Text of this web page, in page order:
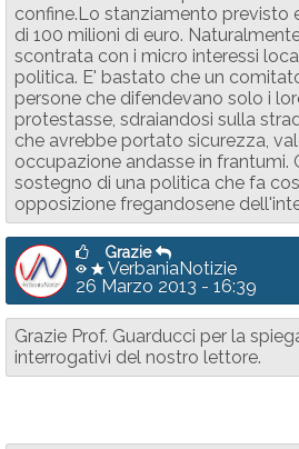
confine.Lo stanziamento previsto
di 100 milioni di euro.
scontrata con i micro interessi
politica. E' bastato che un
persone che difendevano solo i
protestasse, sdraiandosi sulla
che avrebbe portato sicurezza,
occupazione andasse in frantumi.
sostegno di una politica che fa
opposizione fregandosene
Grazie
VerbaniaNotizie
26 Marzo 2013 - 16:39
Grazie Prof. Guarducci per la
interrogativi del nostro lettore.